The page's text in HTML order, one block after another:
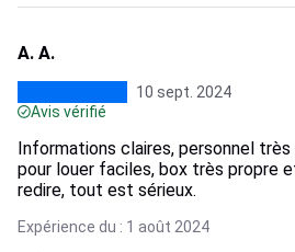
A. A.
10 sept. 2024
Avis vérifié
Informations claires, personnel très
pour louer faciles, box très propre
redire, tout est sérieux.
Expérience du : 1 août 2024